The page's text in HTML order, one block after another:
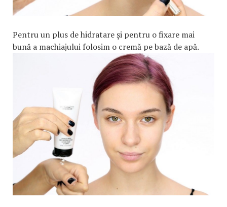
Pentru un plus de hidratare şi pentru o fixare mai
bună a machiajului folosim o cremă pe bază de apă.